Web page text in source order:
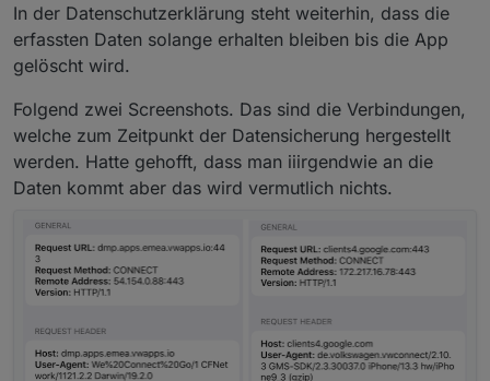
In der Datenschutzerklärung steht weiterhin, dass die
erfassten Daten solange erhalten bleiben bis die App
gelöscht wird.
Folgend zwei Screenshots. Das sind die Verbindungen,
welche zum Zeitpunkt der Datensicherung hergestellt
werden. Hatte gehofft, dass man iiirgendwie an die
Daten kommt aber das wird vermutlich nichts.